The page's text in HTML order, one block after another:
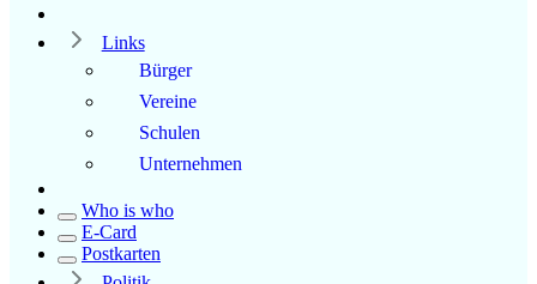
Links
Bürger
Vereine
Schulen
Unternehmen
Who is who
E-Card
Postkarten